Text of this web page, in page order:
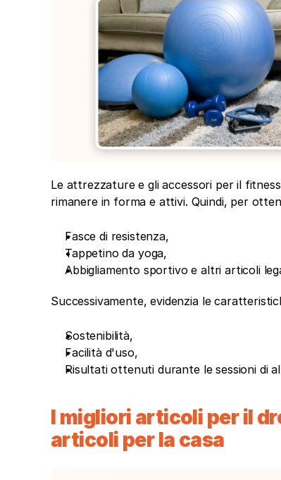
Le attrezzature e gli accessori per il
rimanere in forma e attivi. Quindi, per
Fasce di resistenza,
Tappetino da yoga,
Abbigliamento sportivo e altri articoli
Successivamente, evidenzia le
Sostenibilità,
Facilità d'uso,
Risultati ottenuti durante le sessioni di
I migliori articoli per il
articoli per la casa